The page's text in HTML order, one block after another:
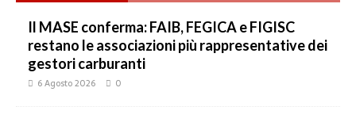
Il MASE conferma: FAIB, FEGICA e FIGISC
restano le associazioni più rappresentative dei
gestori carburanti
6 Agosto 2026 0